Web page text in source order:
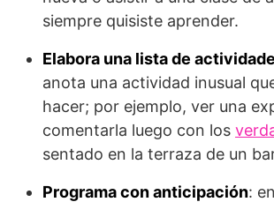
siempre quisiste aprender.
Elabora una lista de
anota una actividad inusual
hacer; por ejemplo, ver una
comentarla luego con los
sentado en la terraza de un
Programa con anticipación: